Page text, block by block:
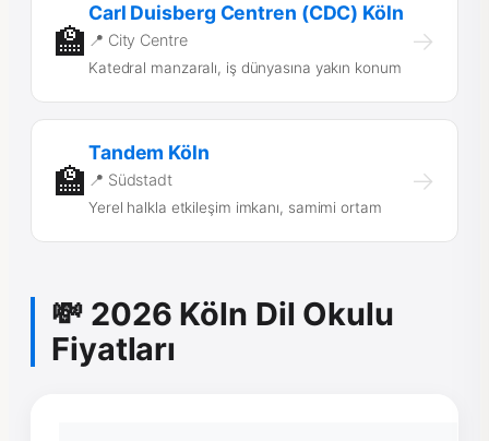
🏫
Carl Duisberg Centren (CDC) Köln
📍 City Centre
Katedral manzaralı, iş dünyasına yakın konum
→
🏫
Tandem Köln
📍 Südstadt
Yerel halkla etkileşim imkanı, samimi ortam
→
💸 2026 Köln Dil Okulu
Fiyatları